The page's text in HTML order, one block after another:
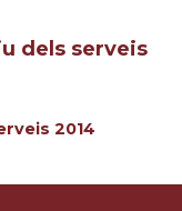
dels serveis
2014